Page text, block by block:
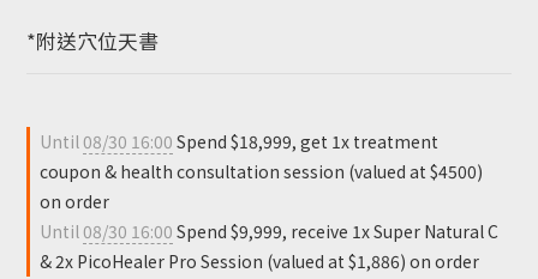
*附送穴位天書
Until 08/30 16:00 Spend $18,999, get 1x treatment
coupon & health consultation session (valued at $4500)
on order
Until 08/30 16:00 Spend $9,999, receive 1x Super Natural C
& 2x PicoHealer Pro Session (valued at $1,886) on order